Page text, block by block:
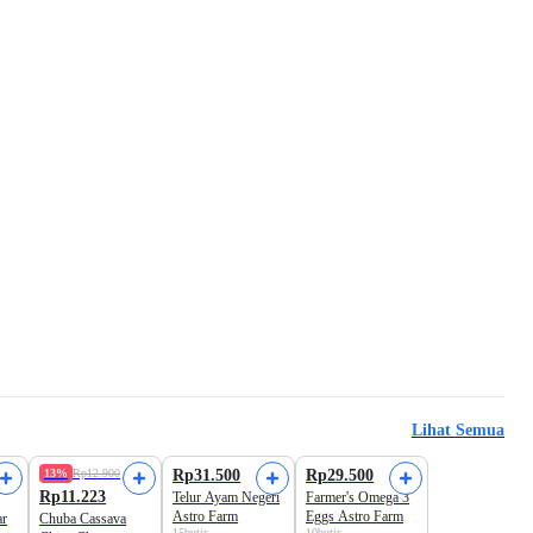
Lihat Semua
13% Rp12.900
Rp11.223
Chuba Cassava
Rp31.500
Telur Ayam Negeri
Astro Farm
Rp29.500
Farmer's Omega 3
Eggs Astro Farm